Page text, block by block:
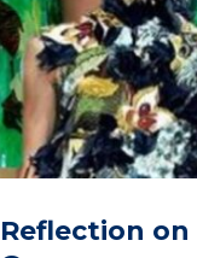
Reflection on